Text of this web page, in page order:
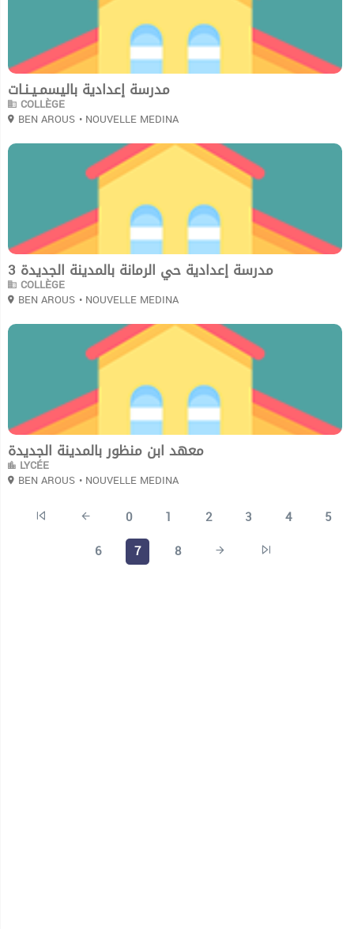
مدرسة إعدادية باليسمـيـنـات
COLLÈGE
BEN AROUS • NOUVELLE MEDINA
مدرسة إعدادية حي الرمانة بالمدينة الجديدة 3
COLLÈGE
BEN AROUS • NOUVELLE MEDINA
معهد ابن منظور بالمدينة الجديدة
LYCÉE
BEN AROUS • NOUVELLE MEDINA
0 1 2 3 4
5
6
7 8